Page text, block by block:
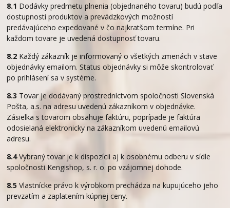
8.1 Dodávky predmetu plnenia (objednaného tovaru) budú podľa
dostupnosti produktov a prevádzkových možností
predávajúceho expedované v čo najkratšom termíne. Pri
každom tovare je uvedená dostupnosť tovaru.
8.2 Každý zákazník je informovaný o všetkých zmenách v stave
objednávky emailom. Status objednávky si môže skontrolovať
po prihlásení sa v systéme.
8.3 Tovar je dodávaný prostredníctvom spoločnosti Slovenská
Pošta, a.s. na adresu uvedenú zákazníkom v objednávke.
Zásielka s tovarom obsahuje faktúru, poprípade je faktúra
odosielaná elektronicky na zákazníkom uvedenú emailovú
adresu.
8.4Vybraný tovar je k dispozícii aj k osobnému odberu v sídle
spoločnosti Kengishop, s. r. o. po vzájomnej dohode.
8.5 Vlastnícke právo k výrobkom prechádza na kupujúceho jeho
prevzatím a zaplatením kúpnej ceny.